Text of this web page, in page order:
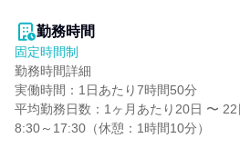
勤務時間
固定時間制
勤務時間詳細
実働時間：1日あたり7時間50分
平均勤務日数：1ヶ月あたり20日 〜 22
8:30～17:30（休憩：1時間10分）